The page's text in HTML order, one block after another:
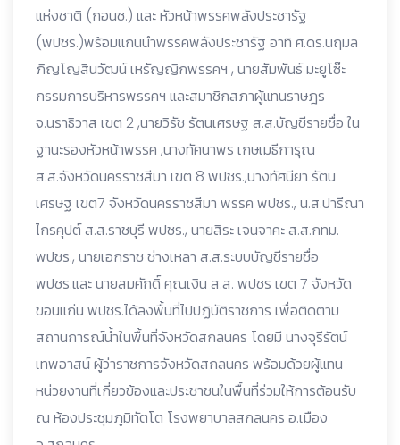
แห่งชาติ (กอนช.) และ หัวหน้าพรรคพลังประชารัฐ
(พปชร.)พร้อมแกนนำพรรคพลังประชารัฐ อาทิ ศ.ดร.นฤมล
ภิญโญสินวัฒน์ เหรัญญิกพรรคฯ , นายสัมพันธ์ มะยูโซ๊ะ
กรรมการบริหารพรรคฯ และสมาชิกสภาผู้แทนราษฎร
จ.นราธิวาส เขต 2 ,นายวิรัช รัตนเศรษฐ ส.ส.บัญชีรายชื่อ ใน
ฐานะรองหัวหน้าพรรค ,นางทัศนาพร เกษเมธีการุณ
ส.ส.จังหวัดนครราชสีมา เขต 8 พปชร.,นางทัศนียา รัตน
เศรษฐ เขต7 จังหวัดนครราชสีมา พรรค พปชร., น.ส.ปารีณา
ไกรคุปต์ ส.ส.ราชบุรี พปชร., นายสิระ เจนจาคะ ส.ส.กทม.
พปชร., นายเอกราช ช่างเหลา ส.ส.ระบบบัญชีรายชื่อ
พปชร.และ นายสมศักดิ์ คุณเงิน ส.ส. พปชร เขต 7 จังหวัด
ขอนแก่น พปชร.ได้ลงพื้นที่ไปปฏิบัติราชการ เพื่อติดตาม
สถานการณ์น้ำในพื้นที่จังหวัดสกลนคร โดยมี นางจุรีรัตน์
เทพอาสน์ ผู้ว่าราชการจังหวัดสกลนคร พร้อมด้วยผู้แทน
หน่วยงานที่เกี่ยวข้องและประชาชนในพื้นที่ร่วมให้การต้อนรับ
ณ ห้องประชุมภูมิทัตโต โรงพยาบาลสกลนคร อ.เมือง